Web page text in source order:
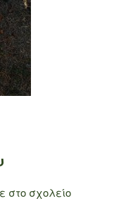
στο σχολείο